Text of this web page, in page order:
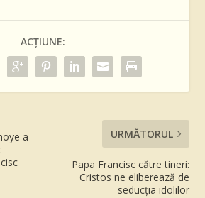
ACȚIUNE:
a
URMĂTORUL
Papa Francisc către tineri:
Cristos ne eliberează de
seducția idolilor